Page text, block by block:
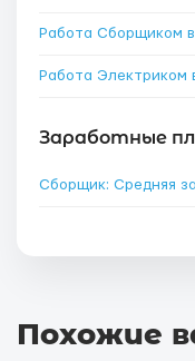
Работа Сборщиком
Работа Электриком
Заработные
Сборщик: Средняя
Похожие